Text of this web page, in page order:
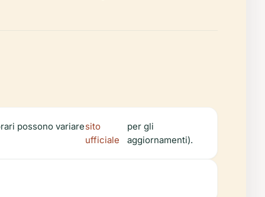
possono variaresito
ufficiale
per gli
aggiornamenti).